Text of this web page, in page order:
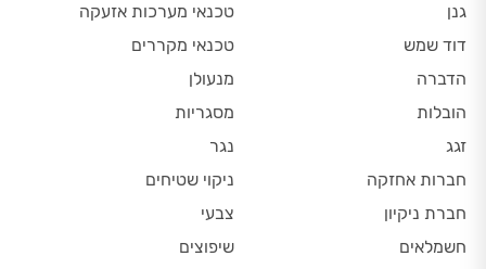
גנן
דוד שמש
הדברה
הובלות
זגג
חברות אחזקה
חברת ניקיון
חשמלאים
טכנאי מערכות אזעקה
טכנאי מקררים
מנעולן
מסגריות
נגר
ניקוי שטיחים
צבעי
שיפוצים